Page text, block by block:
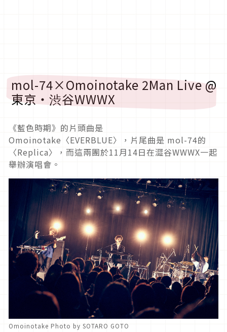
mol-74×Omoinotake 2Man Live @
東京・渋谷WWWX
《藍色時期》的片頭曲是
Omoinotake〈EVERBLUE〉，片尾曲是 mol-74的
〈Replica〉，而這兩團於11月14日在澀谷WWWX一起
舉辦演唱會。
Omoinotake Photo by SOTARO GOTO